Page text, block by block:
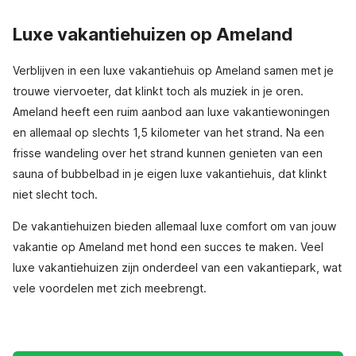
Luxe vakantiehuizen op Ameland
Verblijven in een luxe vakantiehuis op Ameland samen met je
trouwe viervoeter, dat klinkt toch als muziek in je oren.
Ameland heeft een ruim aanbod aan luxe vakantiewoningen
en allemaal op slechts 1,5 kilometer van het strand. Na een
frisse wandeling over het strand kunnen genieten van een
sauna of bubbelbad in je eigen luxe vakantiehuis, dat klinkt
niet slecht toch.
De vakantiehuizen bieden allemaal luxe comfort om van jouw
vakantie op Ameland met hond een succes te maken. Veel
luxe vakantiehuizen zijn onderdeel van een vakantiepark, wat
vele voordelen met zich meebrengt.